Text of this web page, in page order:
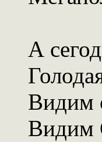
А
Видим
Видим